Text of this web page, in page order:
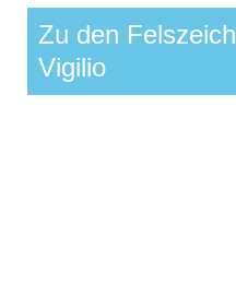
Zu den
Vigilio